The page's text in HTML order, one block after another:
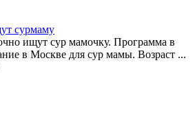
сурмаму
ищут сур мамочку. Программа в
в Москве для сур мамы. Возраст ...